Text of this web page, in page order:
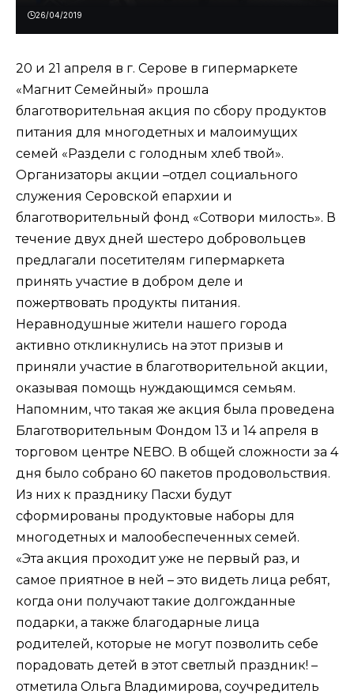
26/04/2019
20 и 21 апреля в г. Серове в гипермаркете
«Магнит Семейный» прошла
благотворительная акция по сбору продуктов
питания для многодетных и малоимущих
семей «Раздели с голодным хлеб твой».
Организаторы акции –отдел социального
служения Серовской епархии и
благотворительный фонд «Сотвори милость». В
течение двух дней шестеро добровольцев
предлагали посетителям гипермаркета
принять участие в добром деле и
пожертвовать продукты питания.
Неравнодушные жители нашего города
активно откликнулись на этот призыв и
приняли участие в благотворительной акции,
оказывая помощь нуждающимся семьям.
Напомним, что такая же акция была проведена
Благотворительным Фондом 13 и 14 апреля в
торговом центре NEBO. В общей сложности за 4
дня было собрано 60 пакетов продовольствия.
Из них к празднику Пасхи будут
сформированы продуктовые наборы для
многодетных и малообеспеченных семей.
«Эта акция проходит уже не первый раз, и
самое приятное в ней – это видеть лица ребят,
когда они получают такие долгожданные
подарки, а также благодарные лица
родителей, которые не могут позволить себе
порадовать детей в этот светлый праздник! –
отметила Ольга Владимирова, соучредитель